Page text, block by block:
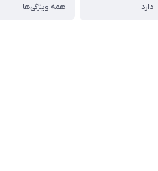
دارد
همه ویژگی‌ها